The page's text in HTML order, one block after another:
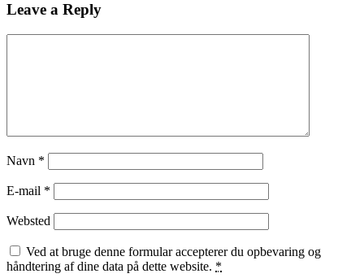
Leave a Reply
Navn *
E-mail *
Websted
Ved at bruge denne formular accepterer du opbevaring og
håndtering af dine data på dette website. *